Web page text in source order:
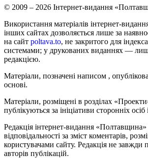
© 2009 – 2026 Інтернет-видання
Використання матеріалів інтернет-
інших сайтах дозволяється лише за
на сайт poltava.to, не закритого для
системами; у друкованих виданнях —
редакцією.
Матеріали, позначені написом ,
основі.
Матеріали, розміщені в розділах
публікуються за ініціативи сторонніх
Редакція інтернет-видання «Полтавщина»
відповідальності за зміст коментарів,
користувачами сайту. Редакція не завжди
авторів публікацій.